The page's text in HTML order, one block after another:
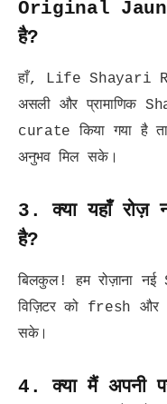
Original Jaun
है?
हाँ, Life Shayari
असली और प्रामाणिक
curate किया गया है
अनुभव मिल सके।
3. क्या यहाँ रोज़
है?
बिलकुल! हम रोज़ाना
विज़िटर को fresh
सके।
4. क्या मैं अपनी